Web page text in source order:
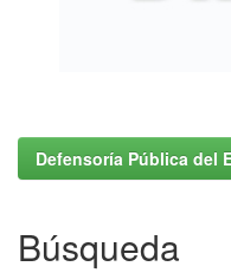
Defensoría Pública del
Búsqueda